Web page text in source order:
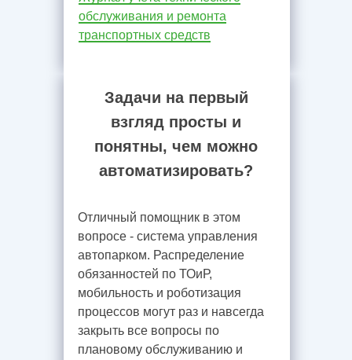
обслуживания и ремонта
транспортных средств
Задачи на первый
взгляд просты и
понятны, чем можно
автоматизировать?
Отличный помощник в этом
вопросе - система управления
автопарком. Распределение
обязанностей по ТОиР,
мобильность и роботизация
процессов могут раз и навсегда
закрыть все вопросы по
плановому обслуживанию и